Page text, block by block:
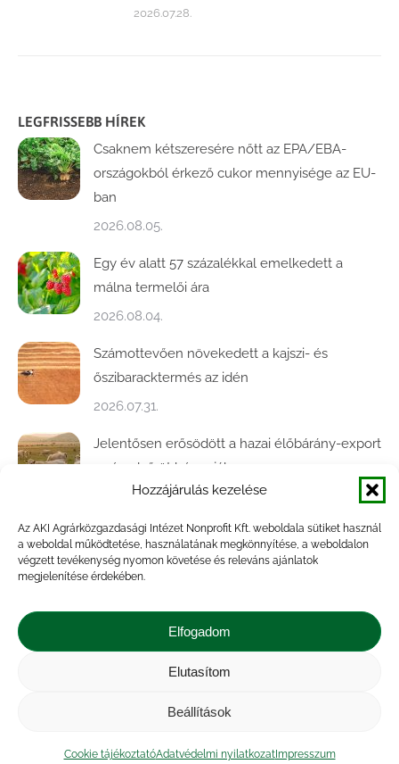
Hozzájárulás kezelése
Az AKI Agrárközgazdasági Intézet Nonprofit Kft. weboldala sütiket használ
a weboldal működtetése, használatának megkönnyítése, a weboldalon
végzett tevékenység nyomon követése és releváns ajánlatok
megjelenítése érdekében.
Elfogadom
Elutasítom
Beállítások
Cookie tájékoztatóAdatvédelmi nyilatkozatImpresszum
2026.07.28.
LEGFRISSEBB HÍREK
Csaknem kétszeresére nőtt az EPA/EBA-
országokból érkező cukor mennyisége az EU-
ban
2026.08.05.
Egy év alatt 57 százalékkal emelkedett a
málna termelői ára
2026.08.04.
Számottevően növekedett a kajszi- és
őszibaracktermés az idén
2026.07.31.
Jelentősen erősödött a hazai élőbárány-export
az év első öt hónapjában
2026.07.28.
Közel ötödével bővült a baromfivágás
Magyarországon
A végéhez közelít az őszi búza betakarítása
2026.07.21.
Közérdekű adatok
| Adatvédelmi nyilatkozat |